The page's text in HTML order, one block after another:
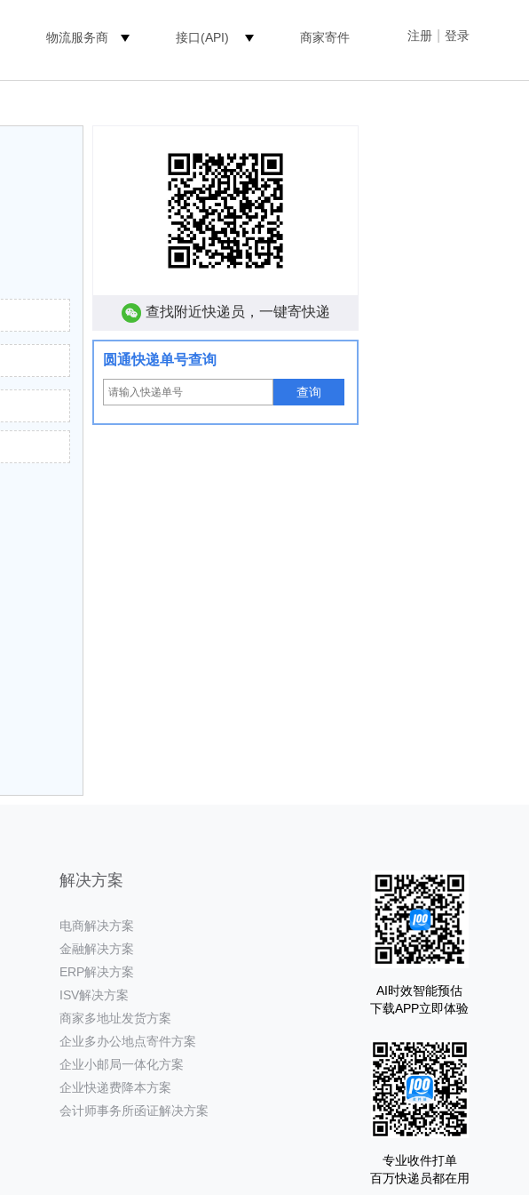
注册 登录
物流服务商 接口(API) 商家寄件
查找附近快递员，一键寄快递
圆通快递单号查询
查询
解决方案
电商解决方案
金融解决方案
ERP解决方案
ISV解决方案
商家多地址发货方案
企业多办公地点寄件方案
企业小邮局一体化方案
企业快递费降本方案
会计师事务所函证解决方案
AI时效智能预估
下载APP立即体验
专业收件打单
百万快递员都在用